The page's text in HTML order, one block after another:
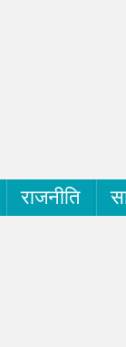
राजनीति